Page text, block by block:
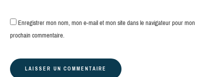
Enregistrer mon nom, mon e-mail et mon site dans le navigateur pour mon
prochain commentaire.